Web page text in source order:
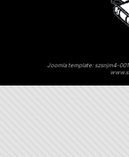
Joomla template: szsnjm4-